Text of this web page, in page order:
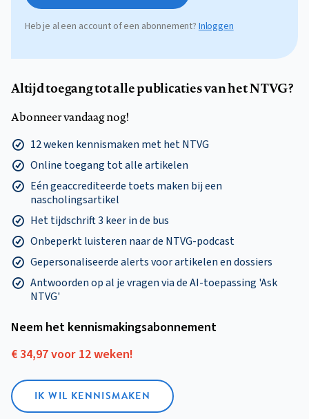
Heb je al een account of een abonnement? Inloggen
Altijd toegang tot alle publicaties van het NTVG?
Abonneer vandaag nog!
12 weken kennismaken met het NTVG
Online toegang tot alle artikelen
Eén geaccrediteerde toets maken bij een
nascholingsartikel
Het tijdschrift 3 keer in de bus
Onbeperkt luisteren naar de NTVG-podcast
Gepersonaliseerde alerts voor artikelen en dossiers
Antwoorden op al je vragen via de AI-toepassing 'Ask
NTVG'
Neem het kennismakings­abonnement
€ 34,97 voor 12 weken!
IK WIL KENNISMAKEN